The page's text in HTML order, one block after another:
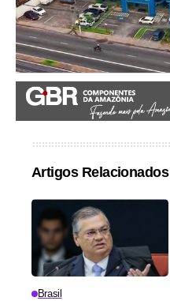
Artigos Relacionados
Brasil